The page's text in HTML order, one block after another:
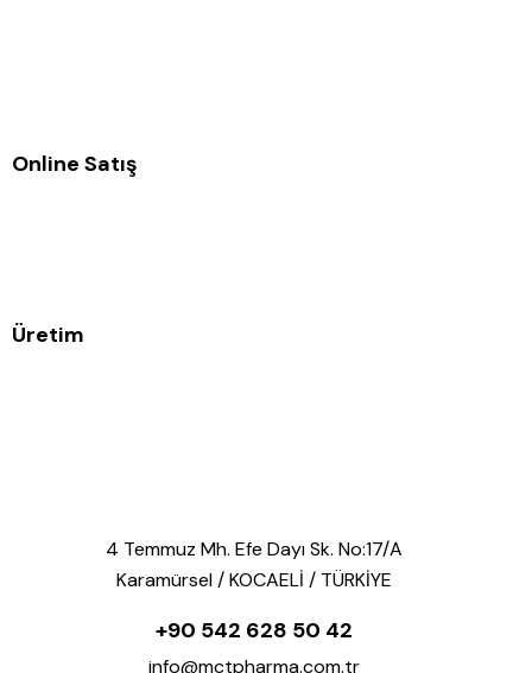
Online Satış
Üretim
4 Temmuz Mh. Efe Dayı Sk. No:17/A
Karamürsel / KOCAELİ / TÜRKİYE
+90 542 628 50 42
info@mctpharma.com.tr